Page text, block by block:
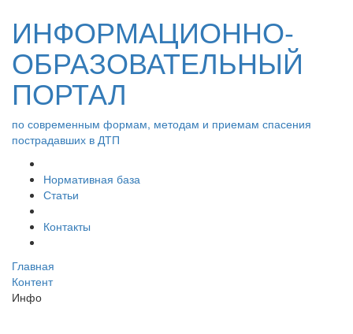
ИНФОРМАЦИОННО-
ОБРАЗОВАТЕЛЬНЫЙ
ПОРТАЛ
по современным формам, методам и приемам спасения
пострадавших в ДТП
Нормативная база
Статьи
Контакты
Главная
Контент
Инфо